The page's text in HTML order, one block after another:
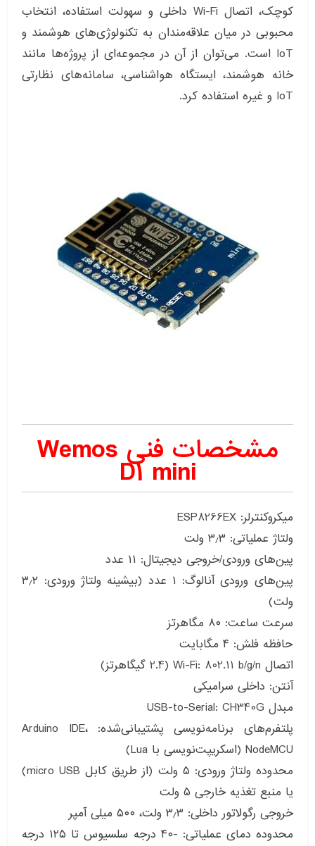
کوچک، اتصال Wi-Fi داخلی و سهولت استفاده، انتخاب
محبوبی در میان علاقه‌مندان به تکنولوژی‌های هوشمند و
IoT است. می‌توان از آن در مجموعه‌ای از پروژه‌ها مانند
خانه هوشمند، ایستگاه هواشناسی، سامانه‌های نظارتی
IoT و غیره استفاده کرد.
مشخصات فنی Wemos
D1 mini
میکروکنترلر: ESP8266EX
ولتاژ عملیاتی: ۳٫۳ ولت
پین‌های ورودی/خروجی دیجیتال: ۱۱ عدد
پین‌های ورودی آنالوگ: ۱ عدد (بیشینه ولتاژ ورودی: ۳٫۲
ولت)
سرعت ساعت: ۸۰ مگاهرتز
حافظه فلش: ۴ مگابایت
اتصال Wi-Fi: 802.11 b/g/n (2.4 گیگاهرتز)
آنتن: داخلی سرامیکی
مبدل USB-to-Serial: CH340G
پلتفرم‌های برنامه‌نویسی پشتیبانی‌شده: Arduino IDE،
NodeMCU (اسکریپت‌نویسی با Lua)
محدوده ولتاژ ورودی: ۵ ولت (از طریق کابل micro USB)
یا منبع تغذیه خارجی ۵ ولت
خروجی رگولاتور داخلی: ۳٫۳ ولت، ۵۰۰ میلی آمپر
محدوده دمای عملیاتی: -۴۰ درجه سلسیوس تا ۱۲۵ درجه